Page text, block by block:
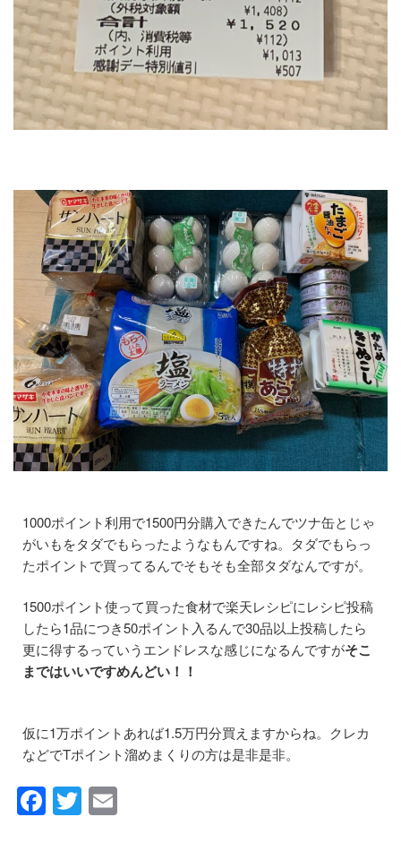
1000ポイント利用で1500円分購入できたんでツナ缶とじゃ
がいもをタダでもらったようなもんですね。タダでもらっ
たポイントで買ってるんでそもそも全部タダなんですが。
1500ポイント使って買った食材で楽天レシピにレシピ投稿
したら1品につき50ポイント入るんで30品以上投稿したら
更に得するっていうエンドレスな感じになるんですがそこ
まではいいですめんどい！！
仮に1万ポイントあれば1.5万円分買えますからね。クレカ
などでTポイント溜めまくりの方は是非是非。
F
a
T
wi